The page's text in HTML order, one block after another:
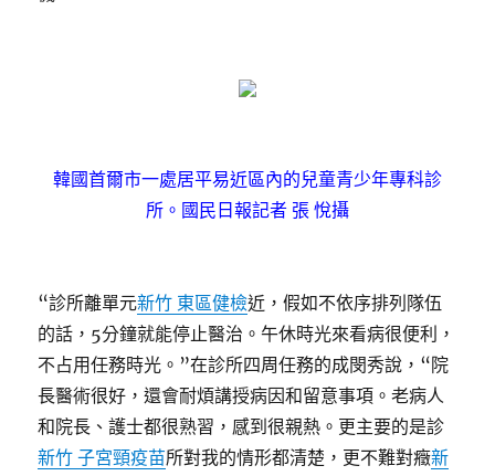
韓國首爾市一處居平易近區內的兒童青少年專科診
所。國民日報記者 張 悅攝
“診所離單元新竹 東區健檢近，假如不依序排列隊伍
的話，5分鐘就能停止醫治。午休時光來看病很便利，
不占用任務時光。”在診所四周任務的成閔秀說，“院
長醫術很好，還會耐煩講授病因和留意事項。老病人
和院長、護士都很熟習，感到很親熱。更主要的是診
新竹 子宮頸疫苗所對我的情形都清楚，更不難對癥新